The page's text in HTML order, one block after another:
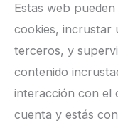
Estas web
cookies, incrustar
terceros, y
contenido
interacción con el
cuenta y estás